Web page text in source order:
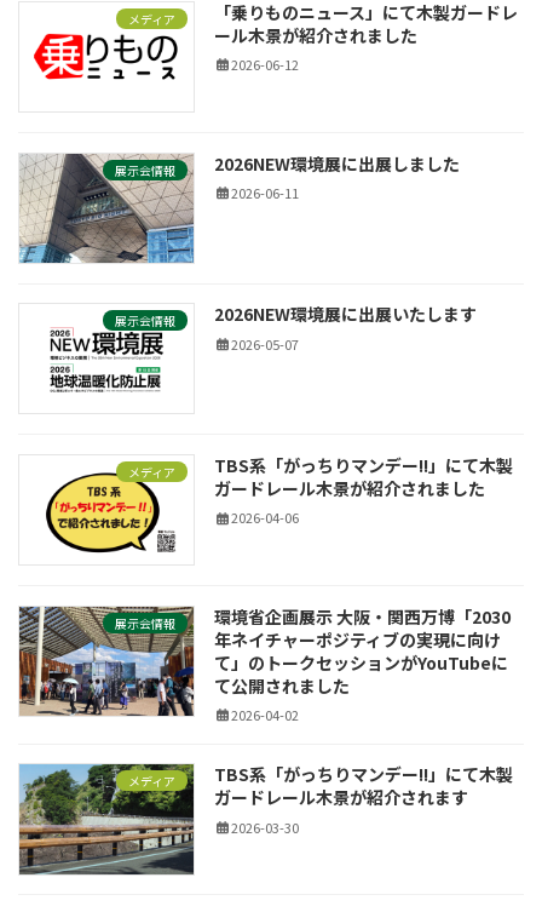
メディア
「乗りものニュース」にて木製ガードレ
ール木景が紹介されました
2026-06-12
展示会情報 2026NEW環境展に出展しました
2026-06-11
展示会情報 2026NEW環境展に出展いたします
2026-05-07
メディア
TBS系「がっちりマンデー!!」にて木製
ガードレール木景が紹介されました
2026-04-06
展示会情報
環境省企画展示 大阪・関西万博「2030
年ネイチャーポジティブの実現に向け
て」のトークセッションがYouTubeに
て公開されました
2026-04-02
メディア
TBS系「がっちりマンデー!!」にて木製
ガードレール木景が紹介されます
2026-03-30